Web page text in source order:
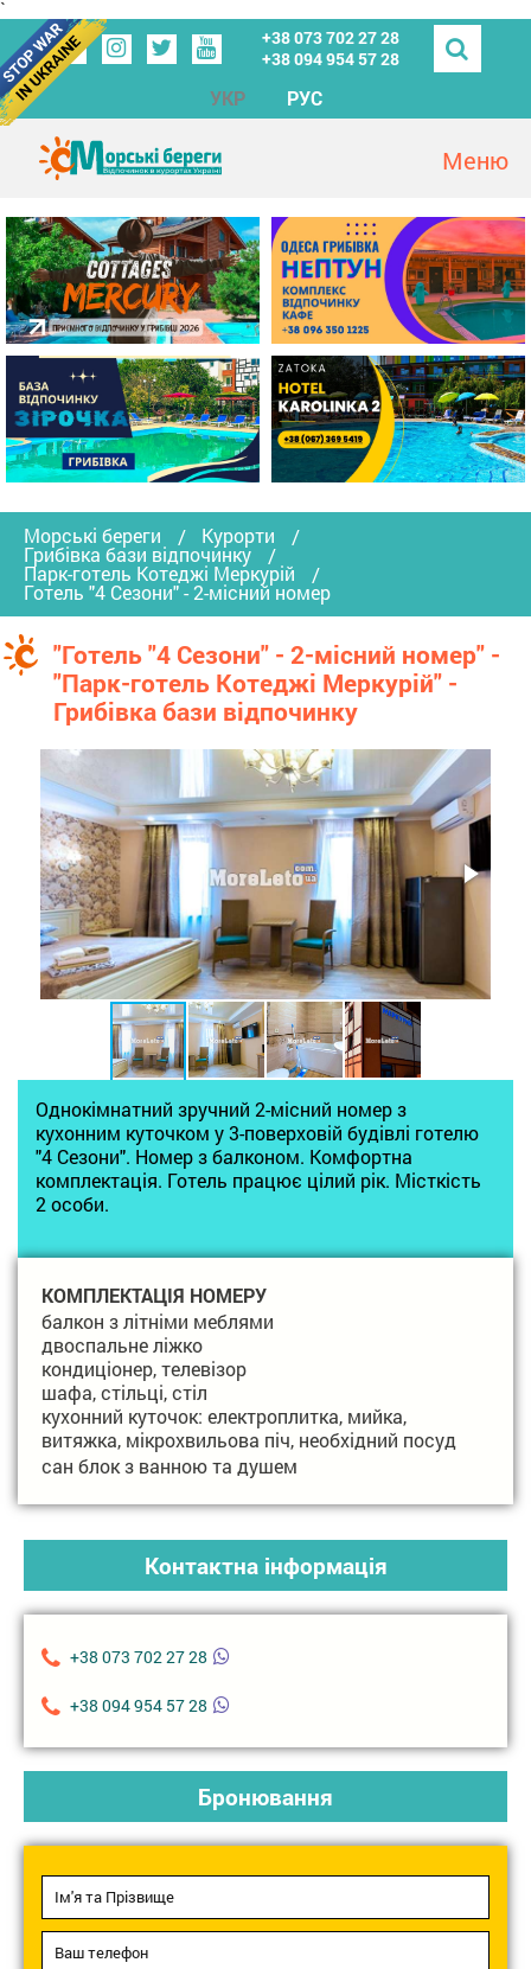
`
+38 073 702 27 28
+38 094 954 57 28
УКР РУС
Морські береги Курорти
Грибівка бази відпочинку
Парк-готель Котеджі Меркурій
Готель "4 Сезони" - 2-місний номер
"Готель "4 Сезони" - 2-місний номер" -
"Парк-готель Котеджі Меркурій" -
Грибівка бази відпочинку
Однокімнатний зручний 2-місний номер з
кухонним куточком у 3-поверховій будівлі готелю
"4 Сезони". Номер з балконом. Комфортна
комплектація. Готель працює цілий рік. Місткість
2 особи.
КОМПЛЕКТАЦІЯ НОМЕРУ
балкон з літніми меблями
двоспальне ліжко
кондиціонер, телевізор
шафа, стільці, стіл
кухонний куточок: електроплитка, мийка,
витяжка, мікрохвильова піч, необхідний посуд
сан блок з ванною та душем
Контактна інформація
+38 073 702 27 28
+38 094 954 57 28
Бронювання